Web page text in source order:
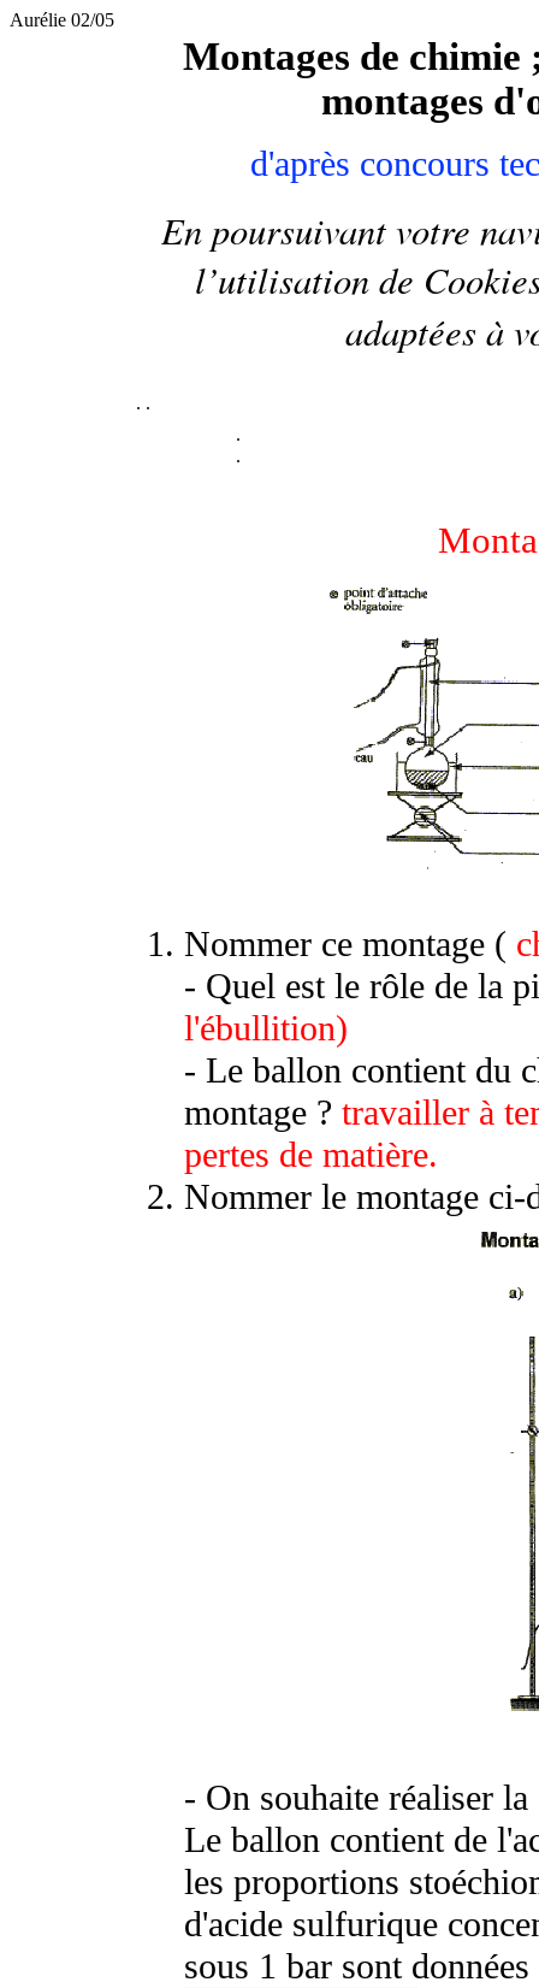
Aurélie 02/05
Montages de
montages
d'après concours
En poursuivant votre
l’utilisation de
adaptées à
. .
.
.
Nommer ce montage (
- Quel est le rôle de la
l'ébullition)
- Le ballon contient du
montage ? travailler à
pertes de matière.
Nommer le montage ci-
- On souhaite réaliser
Le ballon contient de
les proportions
d'acide sulfurique
sous 1 bar sont